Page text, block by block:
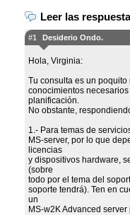
Leer las
#1 Desiderio Ondo.
Hola, Virginia:
Tu consulta es un
conocimientos
planificación.
No obstante,
1.- Para temas de
MS-server, por lo que
licencias
y dispositivos hardware,
(sobre
todo por el tema del
soporte tendrá). Ten en
un
MS-w2K Advanced